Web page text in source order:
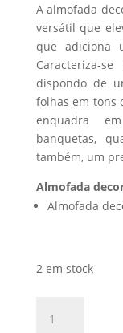
A almofada
versátil que
que adiciona
Caracteriza-
dispondo de
folhas em tons
enquadra
banquetas,
também, um
Almofada
Almofada
2 em stock